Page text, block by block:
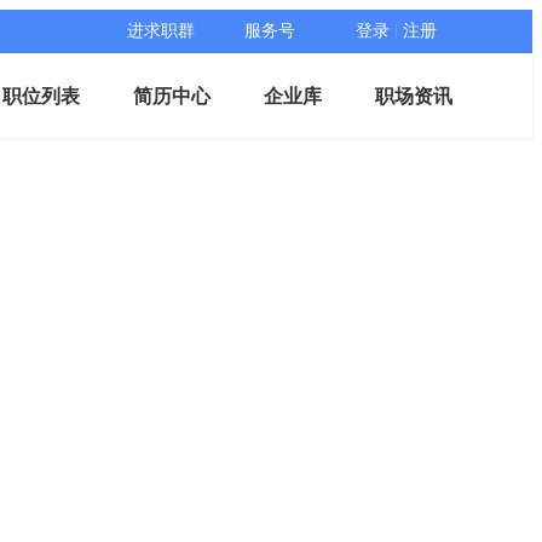
进求职群 服务号 登录 注册
职位列表 简历中心 企业库 职场资讯